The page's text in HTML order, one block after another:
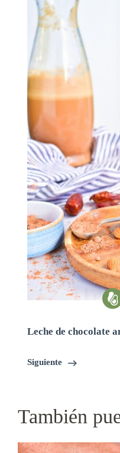
Leche de chocolate
Siguiente
También